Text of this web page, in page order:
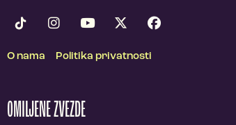
O nama Politika privatnosti
OMILJENE ZVEZDE